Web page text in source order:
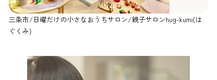
三条市/日曜だけの小さなおうちサロン/親子サロンhug-kumi(は
ぐくみ)